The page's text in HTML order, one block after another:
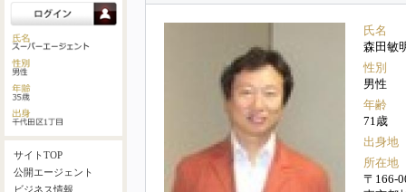
サイトTOP
公開エージェント
ビジネス情報
氏名
森田敏
性別
男性
年齢
71歳
出身地
所在地
〒166-